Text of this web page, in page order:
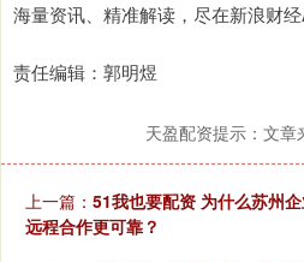
海量资讯、精准解读，尽在新浪财
责任编辑：郭明煜
天盈配资提示：文章
上一篇： 51我也要配资 为什么苏州
远程合作更可靠？